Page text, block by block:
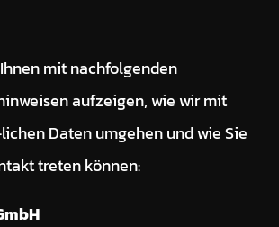
mit nachfolgenden
aufzeigen, wie wir mit
Daten umgehen und wie Sie
treten können: